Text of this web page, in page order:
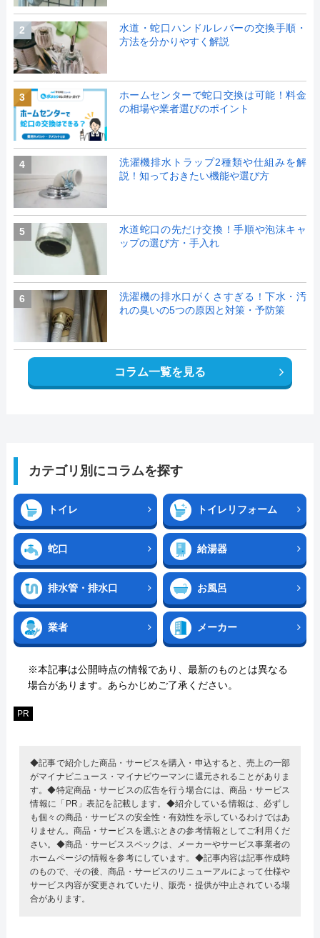
2
水道・蛇口ハンドルレバーの交換手順・
方法を分かりやすく解説
3
ホームセンターで蛇口交換は可能！料金
の相場や業者選びのポイント
4
洗濯機排水トラップ2種類や仕組みを解
説！知っておきたい機能や選び方
5
水道蛇口の先だけ交換！手順や泡沫キャ
ップの選び方・手入れ
6
洗濯機の排水口がくさすぎる！下水・汚
れの臭いの5つの原因と対策・予防策
コラム一覧を見る
カテゴリ別にコラムを探す
トイレ トイレリフォーム
蛇口 給湯器
排水管・排水口 お風呂
業者 メーカー
※本記事は公開時点の情報であり、最新のものとは異なる
場合があります。あらかじめご了承ください。
PR
◆記事で紹介した商品・サービスを購入・申込すると、売上の一部
がマイナビニュース・マイナビウーマンに還元されることがありま
す。◆特定商品・サービスの広告を行う場合には、商品・サービス
情報に「PR」表記を記載します。◆紹介している情報は、必ずし
も個々の商品・サービスの安全性・有効性を示しているわけではあ
りません。商品・サービスを選ぶときの参考情報としてご利用くだ
さい。◆商品・サービススペックは、メーカーやサービス事業者の
ホームページの情報を参考にしています。◆記事内容は記事作成時
のもので、その後、商品・サービスのリニューアルによって仕様や
サービス内容が変更されていたり、販売・提供が中止されている場
合があります。